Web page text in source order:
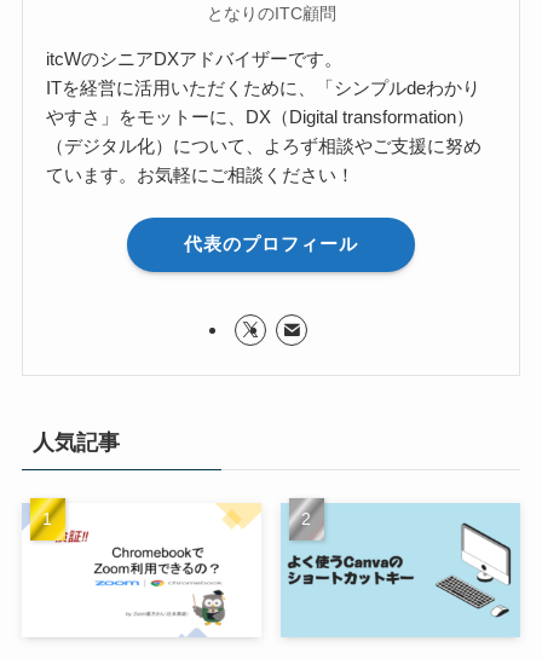
となりのITC顧問
itcWのシニアDXアドバイザーです。
ITを経営に活用いただくために、「シンプルdeわかり
やすさ」をモットーに、DX（Digital transformation）
（デジタル化）について、よろず相談やご支援に努め
ています。お気軽にご相談ください！
代表のプロフィール
人気記事